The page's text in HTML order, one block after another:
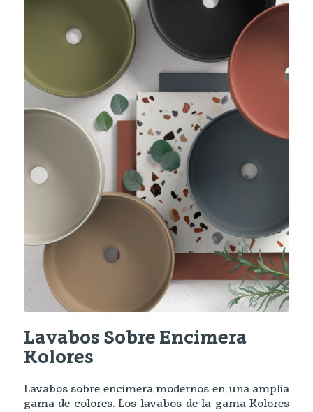
Lavabos Sobre Encimera
Kolores
Lavabos sobre encimera modernos en una amplia
gama de colores. Los lavabos de la gama Kolores